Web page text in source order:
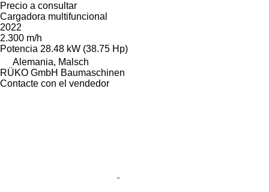
Precio a consultar
Cargadora multifuncional
2022
2.300 m/h
Potencia 28.48 kW (38.75 Hp)
Alemania, Malsch
RÜKO GmbH Baumaschinen
Contacte con el vendedor